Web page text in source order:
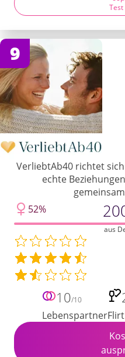
Test
9
VerliebtAb40 richtet
echte
52%
aus
10/10
Lebenspartner